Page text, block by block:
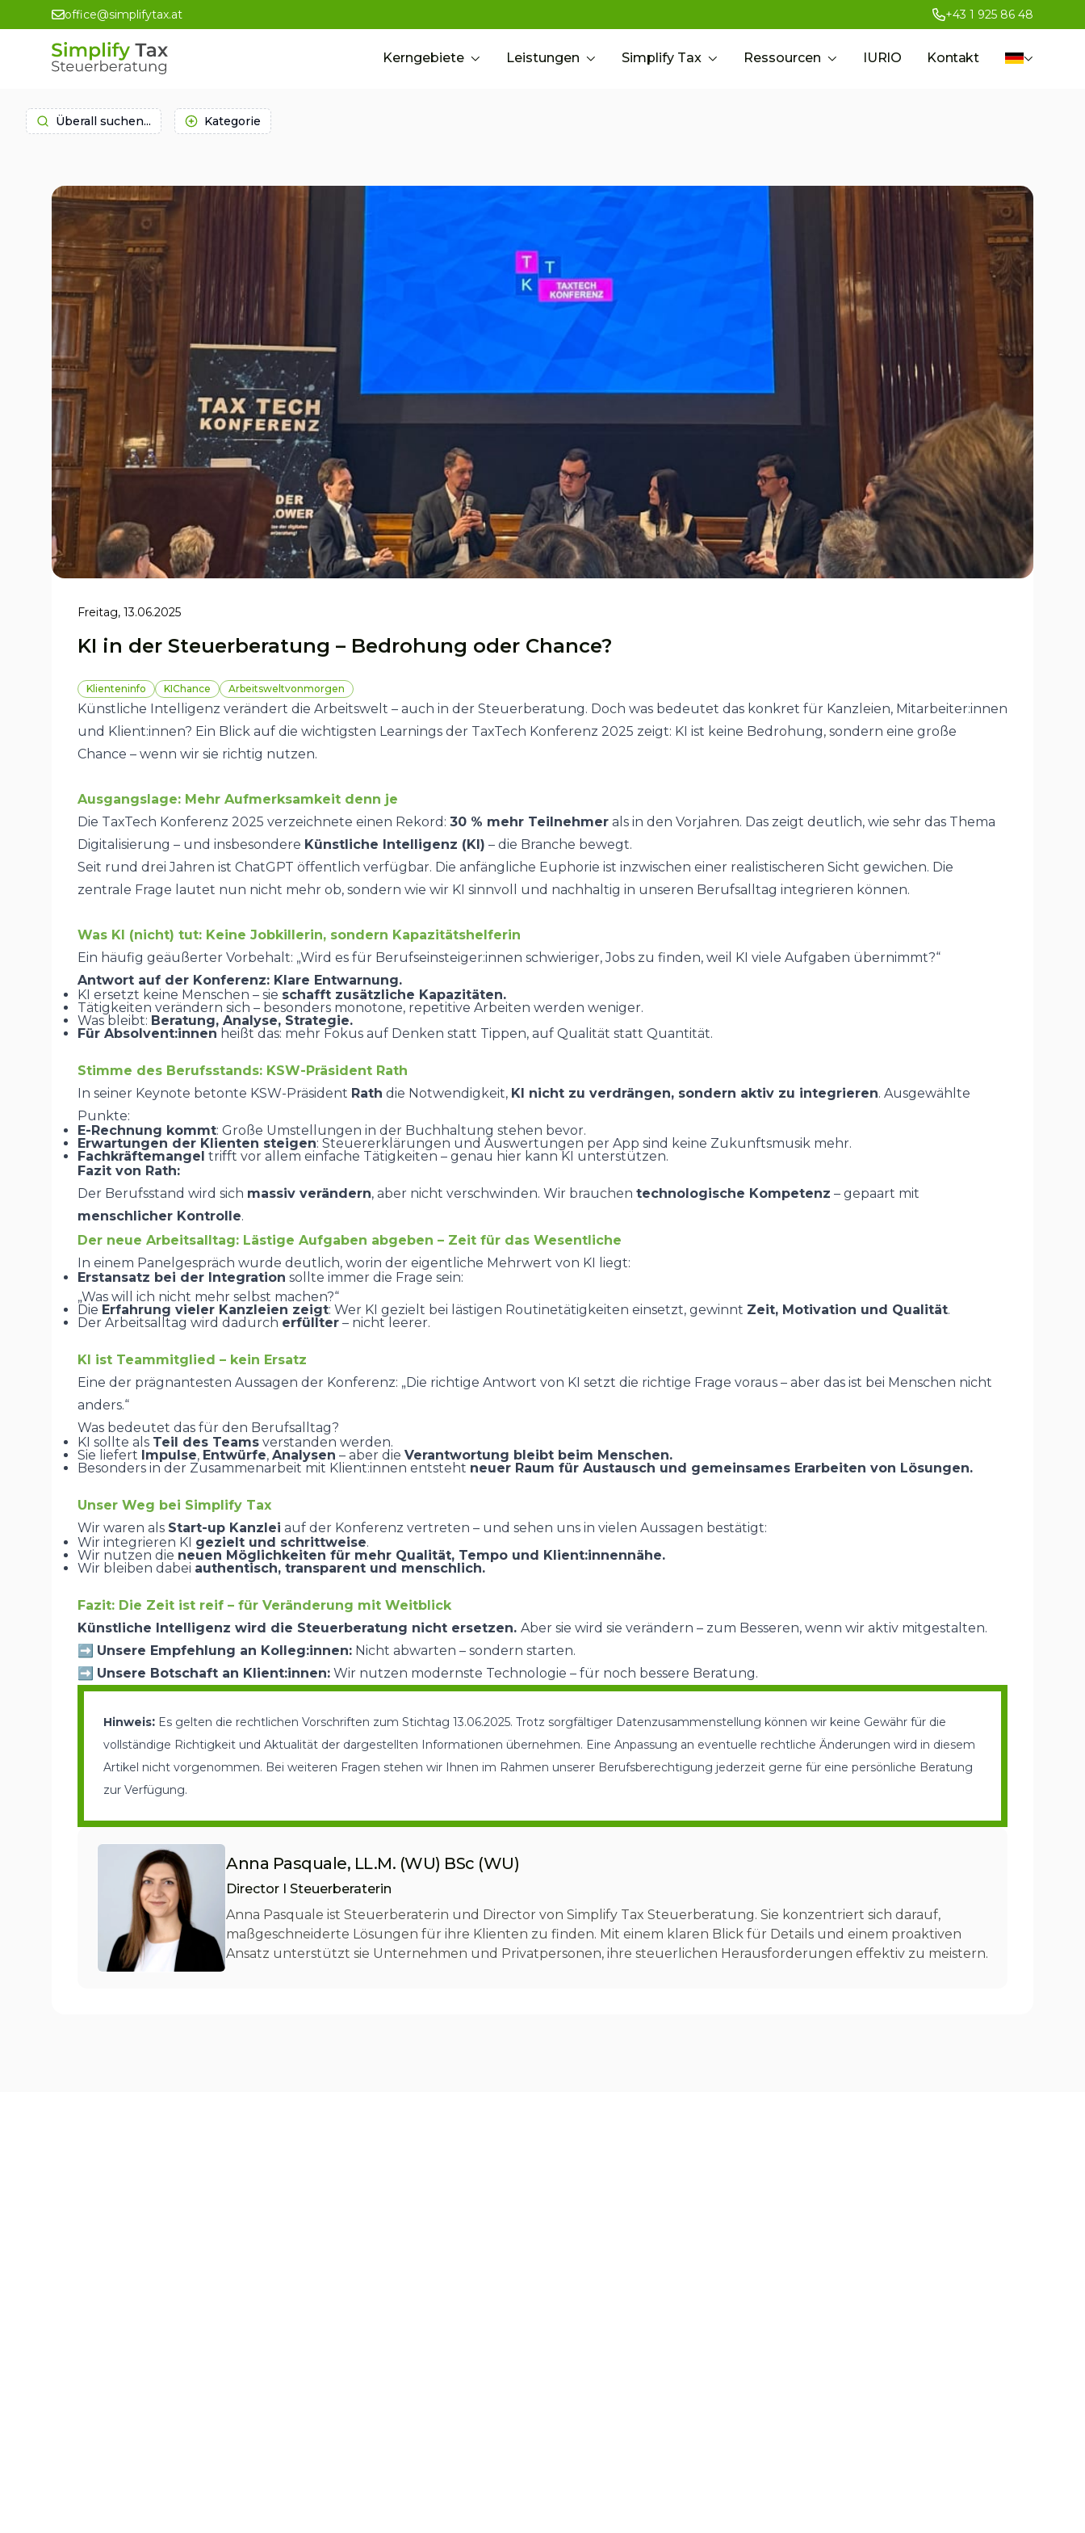
office@simplifytax.at +43 1 925 86 48
Kerngebiete Leistungen Simplify Tax Ressourcen IURIO Kontakt
Überall suchen... Kategorie
Freitag, 13.06.2025
KI in der Steuerberatung – Bedrohung oder Chance?
Klienteninfo KIChance Arbeitsweltvonmorgen
Künstliche Intelligenz verändert die Arbeitswelt – auch in der Steuerberatung. Doch was bedeutet das konkret für Kanzleien, Mitarbeiter:innen
und Klient:innen? Ein Blick auf die wichtigsten Learnings der TaxTech Konferenz 2025 zeigt: KI ist keine Bedrohung, sondern eine große
Chance – wenn wir sie richtig nutzen.
Ausgangslage: Mehr Aufmerksamkeit denn je
Die TaxTech Konferenz 2025 verzeichnete einen Rekord: 30 % mehr Teilnehmer als in den Vorjahren. Das zeigt deutlich, wie sehr das Thema
Digitalisierung – und insbesondere Künstliche Intelligenz (KI) – die Branche bewegt.
Seit rund drei Jahren ist ChatGPT öffentlich verfügbar. Die anfängliche Euphorie ist inzwischen einer realistischeren Sicht gewichen. Die
zentrale Frage lautet nun nicht mehr ob, sondern wie wir KI sinnvoll und nachhaltig in unseren Berufsalltag integrieren können.
Was KI (nicht) tut: Keine Jobkillerin, sondern Kapazitätshelferin
Ein häufig geäußerter Vorbehalt: „Wird es für Berufseinsteiger:innen schwieriger, Jobs zu finden, weil KI viele Aufgaben übernimmt?“
Antwort auf der Konferenz: Klare Entwarnung.
KI ersetzt keine Menschen – sie schafft zusätzliche Kapazitäten.
Tätigkeiten verändern sich – besonders monotone, repetitive Arbeiten werden weniger.
Was bleibt: Beratung, Analyse, Strategie.
Für Absolvent:innen heißt das: mehr Fokus auf Denken statt Tippen, auf Qualität statt Quantität.
Stimme des Berufsstands: KSW-Präsident Rath
In seiner Keynote betonte KSW-Präsident Rath die Notwendigkeit, KI nicht zu verdrängen, sondern aktiv zu integrieren. Ausgewählte
Punkte:
E-Rechnung kommt: Große Umstellungen in der Buchhaltung stehen bevor.
Erwartungen der Klienten steigen: Steuererklärungen und Auswertungen per App sind keine Zukunftsmusik mehr.
Fachkräftemangel trifft vor allem einfache Tätigkeiten – genau hier kann KI unterstützen.
Fazit von Rath:
Der Berufsstand wird sich massiv verändern, aber nicht verschwinden. Wir brauchen technologische Kompetenz – gepaart mit
menschlicher Kontrolle.
Der neue Arbeitsalltag: Lästige Aufgaben abgeben – Zeit für das Wesentliche
In einem Panelgespräch wurde deutlich, worin der eigentliche Mehrwert von KI liegt:
Erstansatz bei der Integration sollte immer die Frage sein:
„Was will ich nicht mehr selbst machen?“
Die Erfahrung vieler Kanzleien zeigt: Wer KI gezielt bei lästigen Routinetätigkeiten einsetzt, gewinnt Zeit, Motivation und Qualität.
Der Arbeitsalltag wird dadurch erfüllter – nicht leerer.
KI ist Teammitglied – kein Ersatz
Eine der prägnantesten Aussagen der Konferenz: „Die richtige Antwort von KI setzt die richtige Frage voraus – aber das ist bei Menschen nicht
anders.“
Was bedeutet das für den Berufsalltag?
KI sollte als Teil des Teams verstanden werden.
Sie liefert Impulse, Entwürfe, Analysen – aber die Verantwortung bleibt beim Menschen.
Besonders in der Zusammenarbeit mit Klient:innen entsteht neuer Raum für Austausch und gemeinsames Erarbeiten von Lösungen.
Unser Weg bei Simplify Tax
Wir waren als Start-up Kanzlei auf der Konferenz vertreten – und sehen uns in vielen Aussagen bestätigt:
Wir integrieren KI gezielt und schrittweise.
Wir nutzen die neuen Möglichkeiten für mehr Qualität, Tempo und Klient:innennähe.
Wir bleiben dabei authentisch, transparent und menschlich.
Fazit: Die Zeit ist reif – für Veränderung mit Weitblick
Künstliche Intelligenz wird die Steuerberatung nicht ersetzen. Aber sie wird sie verändern – zum Besseren, wenn wir aktiv mitgestalten.
➡️ Unsere Empfehlung an Kolleg:innen: Nicht abwarten – sondern starten.
➡️ Unsere Botschaft an Klient:innen: Wir nutzen modernste Technologie – für noch bessere Beratung.
Hinweis: Es gelten die rechtlichen Vorschriften zum Stichtag 13.06.2025. Trotz sorgfältiger Datenzusammenstellung können wir keine Gewähr für die
vollständige Richtigkeit und Aktualität der dargestellten Informationen übernehmen. Eine Anpassung an eventuelle rechtliche Änderungen wird in diesem
Artikel nicht vorgenommen. Bei weiteren Fragen stehen wir Ihnen im Rahmen unserer Berufsberechtigung jederzeit gerne für eine persönliche Beratung
zur Verfügung.
Anna Pasquale, LL.M. (WU) BSc (WU)
Director I Steuerberaterin
Anna Pasquale ist Steuerberaterin und Director von Simplify Tax Steuerberatung. Sie konzentriert sich darauf,
maßgeschneiderte Lösungen für ihre Klienten zu finden. Mit einem klaren Blick für Details und einem proaktiven
Ansatz unterstützt sie Unternehmen und Privatpersonen, ihre steuerlichen Herausforderungen effektiv zu meistern.